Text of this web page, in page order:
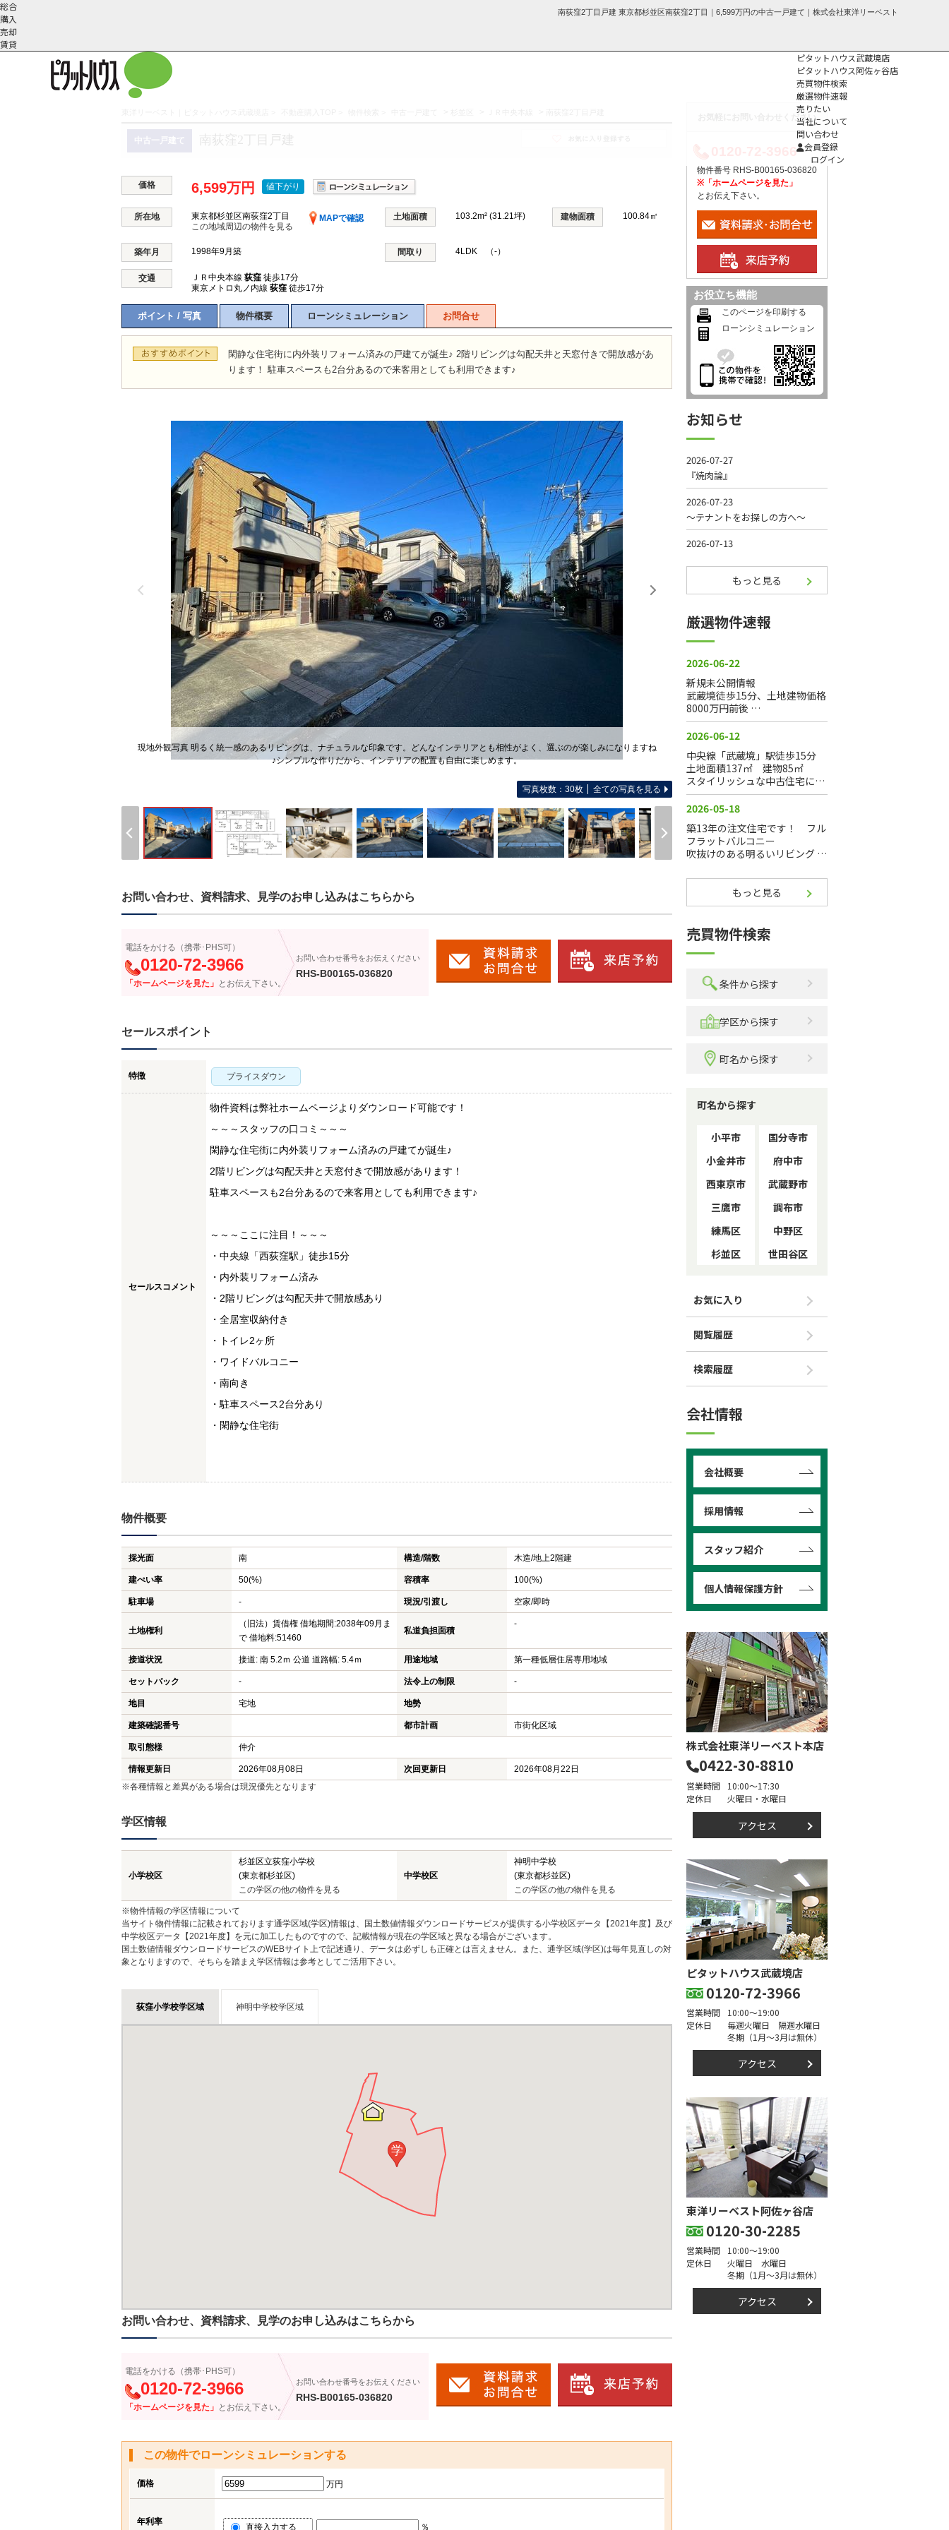
南荻窪2丁目戸建 東京都杉並区南荻窪2丁目｜6,599万円の中古一戸建て｜株式会社東洋リーベスト
総合
購入
売却
賃貸
ピタットハウス武蔵境店
ピタットハウス阿佐ヶ谷店
売買物件検索
こだわりの条件で検索 町名から探す
厳選物件速報
売りたい
当社について
会社概
要
スタッフ紹
問い合わせ
会員登録
ログイン
中古一戸建て 南荻窪2丁目戸建
価格 6,599万円 値下がり
所在地 東京都杉並区南荻窪2丁目
MAPで確認
この地域周辺の物件を見る
土地面積 103.2m² (31.21坪) 建物面積 100.84㎡
築年月 1998年9月築 間取り 4LDK （-）
交通 ＪＲ中央本線 荻窪 徒歩17分
東京メトロ丸ノ内線 荻窪 徒歩17分
ポイント / 写真 物件概要 ローンシミュレーション お問合せ
閑静な住宅街に内外装リフォーム済みの戸建てが誕生♪ 2階リビングは勾配天井と天窓付きで開放感があ
ります！ 駐車スペースも2台分あるので来客用としても利用できます♪
現地外観写真 明るく統一感のあるリビングは、ナチュラルな印象です。どんなインテリアとも相性がよく、選ぶのが楽しみになりますね
♪シンプルな作りだから、インテリアの配置も自由に楽しめます。
写真枚数：30枚 全ての写真を見る
お問い合わせ、資料請求、見学のお申し込みはこちらから
電話をかける（携帯･PHS可）
0120-72-3966
「ホームページを見た」 とお伝え下さい。
お問い合わせ番号をお伝えください
RHS-B00165-036820
セールスポイント
特徴 プライスダウン
セールスコメント
物件資料は弊社ホームページよりダウンロード可能です！
～～～スタッフの口コミ～～～
閑静な住宅街に内外装リフォーム済みの戸建てが誕生♪
2階リビングは勾配天井と天窓付きで開放感があります！
駐車スペースも2台分あるので来客用としても利用できます♪
～～～ここに注目！～～～
・中央線「西荻窪駅」徒歩15分
・内外装リフォーム済み
・2階リビングは勾配天井で開放感あり
・全居室収納付き
・トイレ2ヶ所
・ワイドバルコニー
・南向き
・駐車スペース2台分あり
・閑静な住宅街
物件概要
採光面 南 構造/階数 木造/地上2階建
建ぺい率 50(%) 容積率 100(%)
駐車場 - 現況/引渡し 空家/即時
土地権利
（旧法）賃借権 借地期間:2038年09月ま
で 借地料:51460
私道負担面積
-
接道状況 接道: 南 5.2ｍ 公道 道路幅: 5.4ｍ 用途地域 第一種低層住居専用地域
セットバック - 法令上の制限 -
地目 宅地 地勢
建築確認番号 都市計画 市街化区域
取引態様 仲介
情報更新日 2026年08月08日 次回更新日
2026年08月22日
※各種情報と差異がある場合は現況優先となります
学区情報
小学校区
杉並区立荻窪小学校
(東京都杉並区)
この学区の他の物件を見る
中学校区
神明中学校
(東京都杉並区)
この学区の他の物件を見る
※物件情報の学区情報について
当サイト物件情報に記載されております通学区域(学区)情報は、国土数値情報ダウンロードサービスが提供する小学校区データ【2021年度】及び
中学校区データ【2021年度】を元に加工したものですので、記載情報が現在の学区域と異なる場合がございます。
国土数値情報ダウンロードサービスのWEBサイト上で記述通り、データは必ずしも正確とは言えません。また、通学区域(学区)は毎年見直しの対
象となりますので、そちらを踏まえ学区情報は参考としてご活用下さい。
荻窪小学校学区域 神明中学校学区域
学
お問い合わせ、資料請求、見学のお申し込みはこちらから
電話をかける（携帯･PHS可）
0120-72-3966
「ホームページを見た」 とお伝え下さい。
お問い合わせ番号をお伝えください
RHS-B00165-036820
この物件でローンシミュレーションする
価格 万円
年利率
直接入力する ％
お気軽にお問い合わせください
0120-72-3966
物件番号 RHS-B00165-036820
※「ホームページを見た」
とお伝え下さい。
お役立ち機能
このページを印刷する
ローンシミュレーション
お知らせ
もっと見る
厳選物件速報
もっと見る
売買物件検索
条件から探す
学区から探す
町名から探す
町名から探す
小平市
国分寺市
小金井市
府中市
西東京市
武蔵野市
三鷹市
調布市
練馬区
中野区
杉並区
世田谷区
お気に入り
閲覧履歴
検索履歴
会社情報
会社概要
採用情報
スタッフ紹介
個人情報保護方針
株式会社東洋リーベスト本店
0422-30-8810
営業時間
10:00～17:30
定休日
火曜日・水曜日
アクセス
ピタットハウス武蔵境店
0120-72-3966
営業時間
10:00～19:00
定休日
毎週火曜日 隔週水曜日
冬期（1月～3月は無休）
アクセス
東洋リーベスト阿佐ヶ谷店
0120-30-2285
営業時間
10:00～19:00
定休日
火曜日 水曜日
冬期（1月～3月は無休）
アクセス